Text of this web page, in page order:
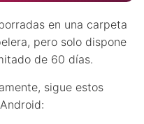
en una carpeta
pero solo dispone
de 60 días.
sigue estos